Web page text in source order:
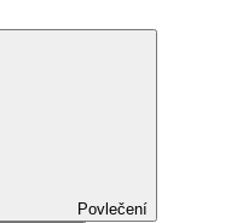
Povlečení